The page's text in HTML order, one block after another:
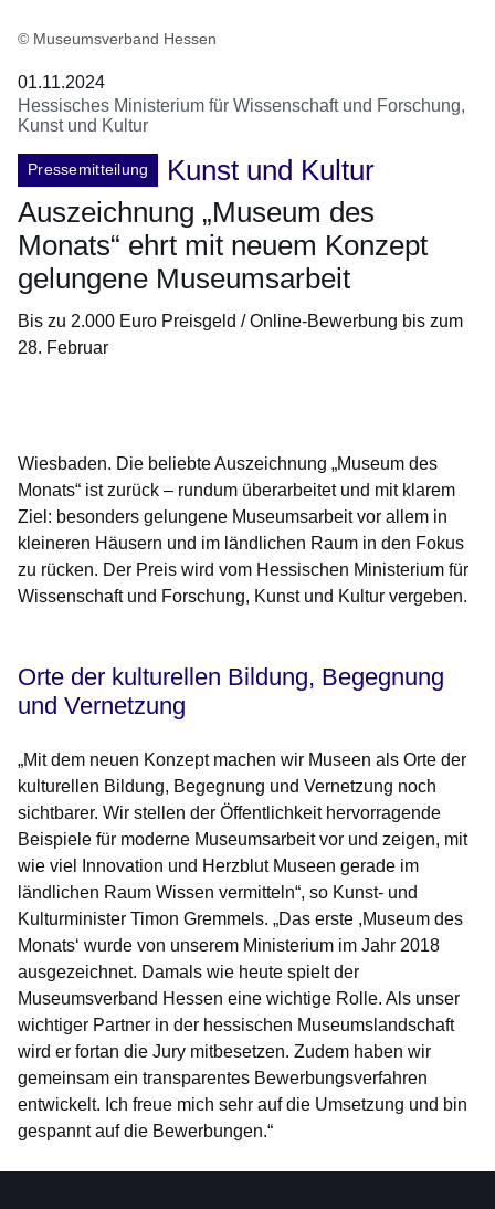
© Museumsverband Hessen
01.11.2024
Hessisches Ministerium für Wissenschaft und Forschung,
Kunst und Kultur
Pressemitteilung
Kunst und Kultur
Auszeichnung „Museum des
Monats“ ehrt mit neuem Konzept
gelungene Museumsarbeit
Bis zu 2.000 Euro Preisgeld / Online-Bewerbung bis zum
28. Februar
Wiesbaden. Die beliebte Auszeichnung „Museum des
Monats“ ist zurück – rundum überarbeitet und mit klarem
Ziel: besonders gelungene Museumsarbeit vor allem in
kleineren Häusern und im ländlichen Raum in den Fokus
zu rücken. Der Preis wird vom Hessischen Ministerium für
Wissenschaft und Forschung, Kunst und Kultur vergeben.
Orte der kulturellen Bildung, Begegnung
und Vernetzung
„Mit dem neuen Konzept machen wir Museen als Orte der
kulturellen Bildung, Begegnung und Vernetzung noch
sichtbarer. Wir stellen der Öffentlichkeit hervorragende
Beispiele für moderne Museumsarbeit vor und zeigen, mit
wie viel Innovation und Herzblut Museen gerade im
ländlichen Raum Wissen vermitteln“, so Kunst- und
Kulturminister Timon Gremmels. „Das erste ,Museum des
Monats‘ wurde von unserem Ministerium im Jahr 2018
ausgezeichnet. Damals wie heute spielt der
Museumsverband Hessen eine wichtige Rolle. Als unser
wichtiger Partner in der hessischen Museumslandschaft
wird er fortan die Jury mitbesetzen. Zudem haben wir
gemeinsam ein transparentes Bewerbungsverfahren
entwickelt. Ich freue mich sehr auf die Umsetzung und bin
gespannt auf die Bewerbungen.“